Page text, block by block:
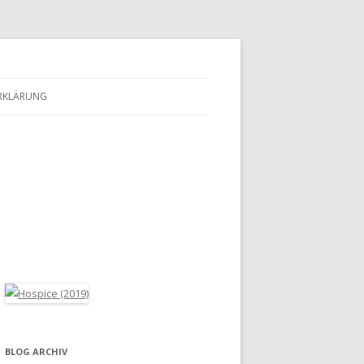
BLOG ARCHIV